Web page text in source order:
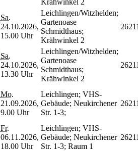
Sa.
24.10.2026,
15.00 Uhr
Leichlingen/Witzhelden;
Gartenoase
Schmidthaus;
Krähwinkel 2
Sa.
24.10.2026,
13.30 Uhr
Leichlingen/Witzhelden;
Gartenoase
Schmidthaus;
Krähwinkel 2
Mo.
21.09.2026,
9.00 Uhr
Leichlingen; VHS-
Gebäude; Neukirchener
Str. 1-3;
Fr.
06.11.2026,
18.00 Uhr
Leichlingen; VHS-
Gebäude; Neukirchener
Str. 1-3; Raum 1